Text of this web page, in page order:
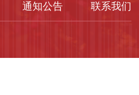
通知公告 联系我们